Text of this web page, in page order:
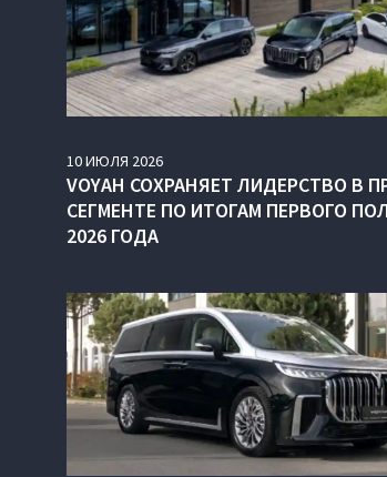
10ИЮЛЯ 2026
VOYAH СОХРАНЯЕТ ЛИДЕРСТВО В
СЕГМЕНТЕ ПО ИТОГАМ ПЕРВОГО
2026 ГОДА